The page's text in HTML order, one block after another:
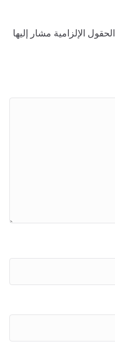
الحقول الإلزامية مشار إليها